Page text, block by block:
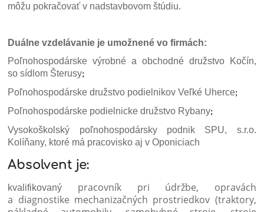
môžu pokračovať v nadstavbovom štúdiu.
Duálne vzdelávanie je umožnené vo firmách:
Poľnohospodárske výrobné a obchodné družstvo Kočín,
so sídlom Šterusy;
Poľnohospodárske družstvo podielnikov Veľké Uherce;
Poľnohospodárske podielnicke družstvo Rybany;
Vysokoškolský poľnohospodársky podnik SPU, s.r.o.
Kolíňany, ktoré má pracovisko aj v Oponiciach
Absolvent je:
kvalifikovaný
pracovník pri údržbe, opravách
a diagnostike mechanizačných prostriedkov (traktory,